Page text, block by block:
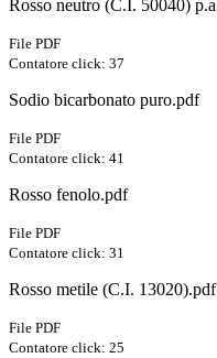
Rosso neutro (C.I. 50040)
File PDF
Contatore click: 37
Sodio bicarbonato puro.pdf
File PDF
Contatore click: 41
Rosso fenolo.pdf
File PDF
Contatore click: 31
Rosso metile (C.I. 13020).pdf
File PDF
Contatore click: 25